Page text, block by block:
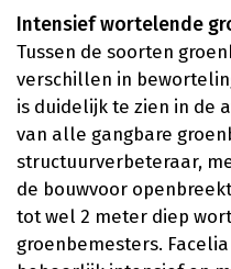
Intensief wortelende
Tussen de soorten
verschillen in
is duidelijk te zien in de
van alle gangbare
structuurverbeteraar,
de bouwvoor
tot wel 2 meter diep
groenbemesters.